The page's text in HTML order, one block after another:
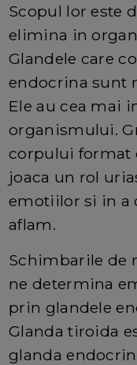
Scopul lor este
elimina in
Glandele care
endocrina sunt
Ele au cea mai
organismului.
corpului format
joaca un rol
emotiilor si in a
aflam.
Schimbarile de
ne determina
prin glandele
Glanda tiroida
glanda